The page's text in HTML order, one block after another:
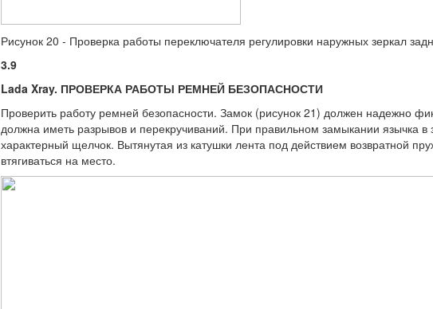
Рисунок 20 - Проверка работы переключателя регулировки наружных зеркал
3.9
Lada Xray. ПРОВЕРКА РАБОТЫ РЕМНЕЙ БЕЗОПАСНОСТИ
Проверить работу ремней безопасности. Замок (рисунок 21) должен надежно
должна иметь разрывов и перекручиваний. При правильном замыкании язычка
характерный щелчок. Вытянутая из катушки лента под действием возвратной
втягиваться на место.